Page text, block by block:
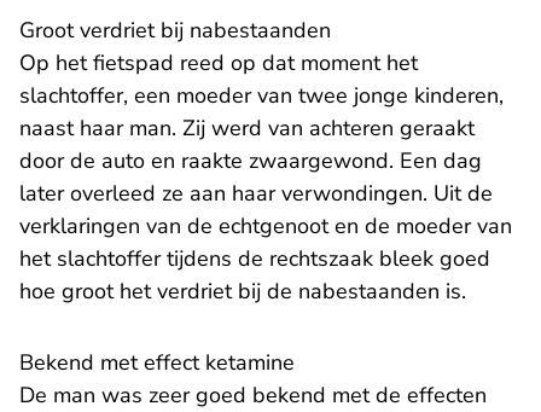
Groot verdriet bij nabestaanden
Op het fietspad reed op dat moment het
slachtoffer, een moeder van twee jonge kinderen,
naast haar man. Zij werd van achteren geraakt
door de auto en raakte zwaargewond. Een dag
later overleed ze aan haar verwondingen. Uit de
verklaringen van de echtgenoot en de moeder van
het slachtoffer tijdens de rechtszaak bleek goed
hoe groot het verdriet bij de nabestaanden is.
Bekend met effect ketamine
De man was zeer goed bekend met de effecten